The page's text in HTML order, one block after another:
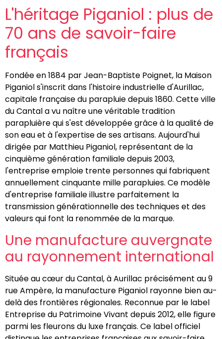
L'héritage Piganiol : plus de
70 ans de savoir-faire
français
Fondée en 1884 par Jean-Baptiste Poignet, la Maison
Piganiol s'inscrit dans l'histoire industrielle d'Aurillac,
capitale française du parapluie depuis 1860. Cette ville
du Cantal a vu naître une véritable tradition
parapluière qui s'est développée grâce à la qualité de
son eau et à l'expertise de ses artisans. Aujourd'hui
dirigée par Matthieu Piganiol, représentant de la
cinquième génération familiale depuis 2003,
l'entreprise emploie trente personnes qui fabriquent
annuellement cinquante mille parapluies. Ce modèle
d'entreprise familiale illustre parfaitement la
transmission générationnelle des techniques et des
valeurs qui font la renommée de la marque.
Une manufacture auvergnate
au rayonnement international
Située au cœur du Cantal, à Aurillac précisément au 9
rue Ampère, la manufacture Piganiol rayonne bien au-
delà des frontières régionales. Reconnue par le label
Entreprise du Patrimoine Vivant depuis 2012, elle figure
parmi les fleurons du luxe français. Ce label officiel